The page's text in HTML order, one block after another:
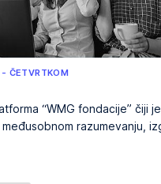
- ČETVRTKOM
“WMG fondacije” čiji
razumevanju,